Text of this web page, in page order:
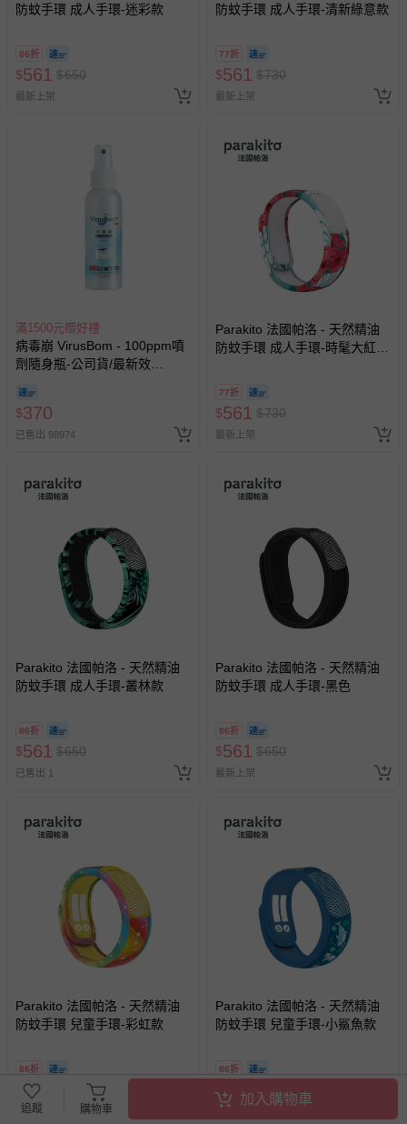
防蚊手環 成人手環-迷彩款
86折
$561 $650
最新上架
防蚊手環 成人手環-清新綠意款
77折
$561 $730
最新上架
滿1500元贈好禮
病毒崩 VirusBom - 100ppm噴
劑隨身瓶-公司貨/最新效
$370
已售出 98974
Parakito 法國帕洛 - 天然精油
防蚊手環 成人手環-時髦大紅花
77折
$561 $730
最新上架
Parakito 法國帕洛 - 天然精油
防蚊手環 成人手環-叢林款
86折
$561 $650
已售出 1
Parakito 法國帕洛 - 天然精油
防蚊手環 成人手環-黑色
86折
$561 $650
最新上架
Parakito 法國帕洛 - 天然精油
防蚊手環 兒童手環-彩虹款
86折
561
已售出 7
Parakito 法國帕洛 - 天然精油
防蚊手環 兒童手環-小鯊魚款
86折
$ 561 $ 650
追蹤 購物車
加入購物車